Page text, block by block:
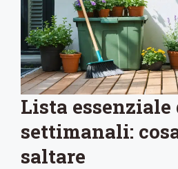
Lista
settimanali:
saltare